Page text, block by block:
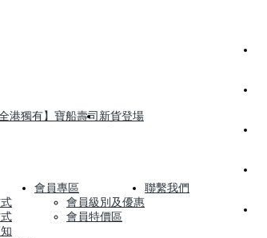
全港獨有】寶船壽司 新貨登場
會員專區
會員級別及優惠
會員特價區
聯繫我們